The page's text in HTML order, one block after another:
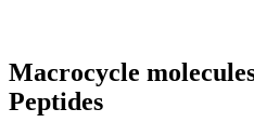
Macrocycle
Peptides